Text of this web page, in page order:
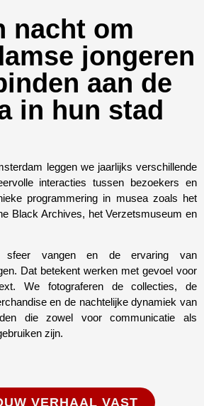
nacht om
jongeren
aan de
in hun stad
leggen we jaarlijks verschillende
interacties tussen bezoekers en
programmering in musea zoals het
Black Archives, het Verzetsmuseum en
sfeer vangen en de ervaring van
Dat betekent werken met gevoel voor
We fotograferen de collecties, de
en de nachtelijke dynamiek van
die zowel voor communicatie als
zijn.
VERHAAL VAST